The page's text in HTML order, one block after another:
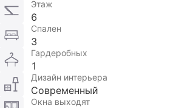
Этаж
6
Спален
3
Гардеробных
1
Дизайн интерьера
Современный
Окна выходят